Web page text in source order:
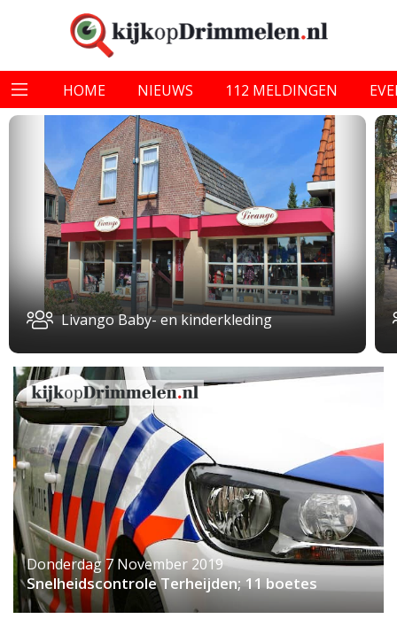
HOME NIEUWS 112 MELDINGEN
Livango Baby- en kinderkleding
Donderdag 7 November 2019
Snelheidscontrole Terheijden; 11 boetes